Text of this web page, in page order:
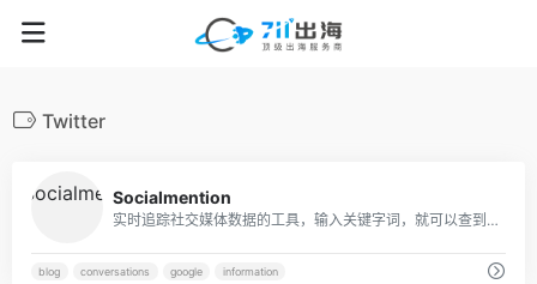
Twitter
Socialmention
实时追踪社交媒体数据的工具，输入关键字词，就可以查到与之相关的最新社媒信息。
blog conversations google information